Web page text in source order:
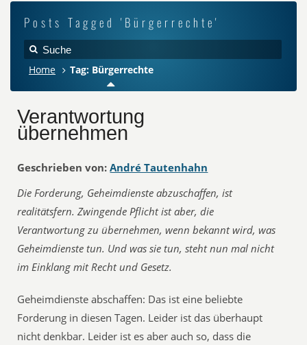
Posts Tagged 'Bürgerrechte'
Home Tag: Bürgerrechte
Verantwortung
übernehmen
Geschrieben von: André Tautenhahn
Die Forderung, Geheimdienste abzuschaffen, ist
realitätsfern. Zwingende Pflicht ist aber, die
Verantwortung zu übernehmen, wenn bekannt wird, was
Geheimdienste tun. Und was sie tun, steht nun mal nicht
im Einklang mit Recht und Gesetz.
Geheimdienste abschaffen: Das ist eine beliebte
Forderung in diesen Tagen. Leider ist das überhaupt
nicht denkbar. Leider ist es aber auch so, dass die